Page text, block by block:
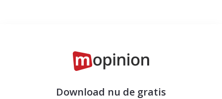
Download nu de gratis